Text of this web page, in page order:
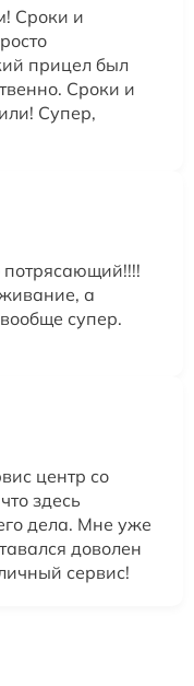
Сроки и
прицел был
Сроки и
Супер,
потрясающий!!!!
а
супер.
центр со
здесь
дела. Мне уже
доволен
сервис!